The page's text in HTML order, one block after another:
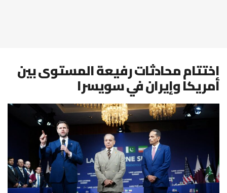
اختتام محادثات رفيعة المستوى بين
أمريكا وإيران في سويسرا